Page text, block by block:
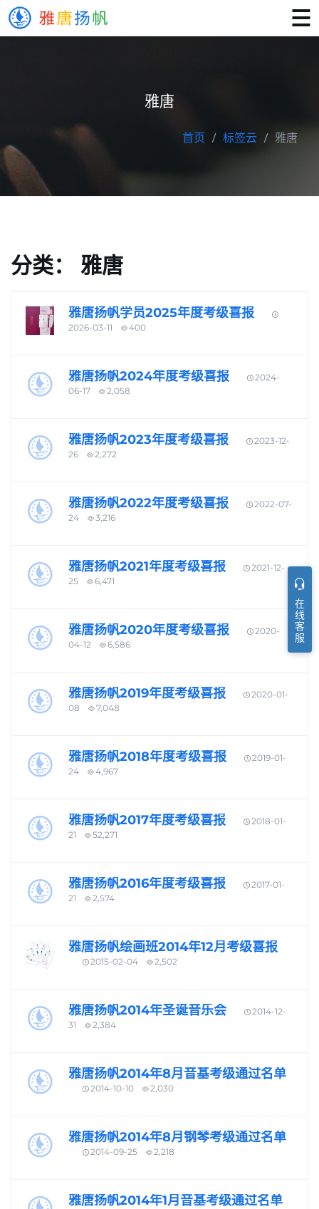
雅唐
首页 标签云 雅唐
分类： 雅唐
雅唐扬帆学员2025年度考级喜报
2026-03-11 400
雅唐扬帆2024年度考级喜报
2024-
06-17
2,058
雅唐扬帆2023年度考级喜报
2023-12-
26
2,272
雅唐扬帆2022年度考级喜报
2022-07-
24
3,216
雅唐扬帆2021年度考级喜报
2021-12-
25
6,471
雅唐扬帆2020年度考级喜报
2020-
04-12
6,586
雅唐扬帆2019年度考级喜报
2020-01-
08
7,048
雅唐扬帆2018年度考级喜报
2019-01-
24
4,967
雅唐扬帆2017年度考级喜报
2018-01-
21
52,271
雅唐扬帆2016年度考级喜报
2017-01-
21
2,574
雅唐扬帆绘画班2014年12月考级喜报
2015-02-04 2,502
雅唐扬帆2014年圣诞音乐会
2014-12-
31
2,384
雅唐扬帆2014年8月音基考级通过名单
2014-10-10 2,030
雅唐扬帆2014年8月钢琴考级通过名单
2014-09-25 2,218
雅唐扬帆2014年1月音基考级通过名单
在线客服